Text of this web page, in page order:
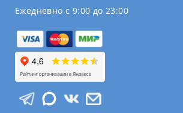
Ежедневно с 9:00 до 23:00